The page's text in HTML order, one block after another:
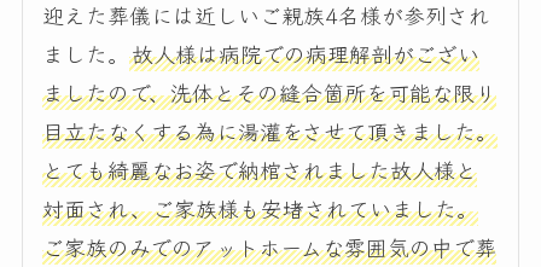
迎えた葬儀には近しいご親族4名様が参列され
ました。故人様は病院での病理解剖がござい
ましたので、洗体とその縫合箇所を可能な限り
目立たなくする為に湯灌をさせて頂きました。
とても綺麗なお姿で納棺されました故人様と
対面され、ご家族様も安堵されていました。
ご家族のみでのアットホームな雰囲気の中で葬